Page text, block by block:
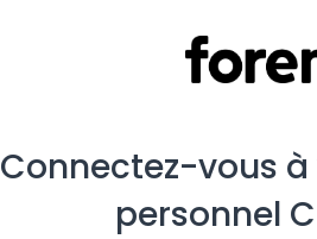
Connectez-vous
personnel